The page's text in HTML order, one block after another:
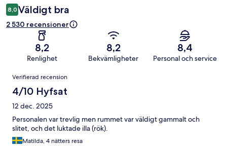
8,0 Väldigt bra
2 530 recensioner
8,2
Renlighet
8,2
Bekvämligheter
8,4
Personal och service
Recensioner
Verifierad recension
4/10 Hyfsat
12 dec. 2025
Personalen var trevlig men rummet var väldigt gammalt och
slitet, och det luktade illa (rök).
Matilda, 4 nätters resa